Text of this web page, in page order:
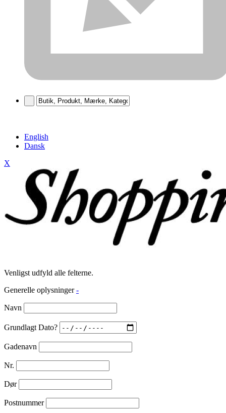
English
Dansk
X
Venligst udfyld alle felterne.
Generelle oplysninger -
Navn
Grundlagt Dato?
Gadenavn
Nr.
Dør
Postnummer